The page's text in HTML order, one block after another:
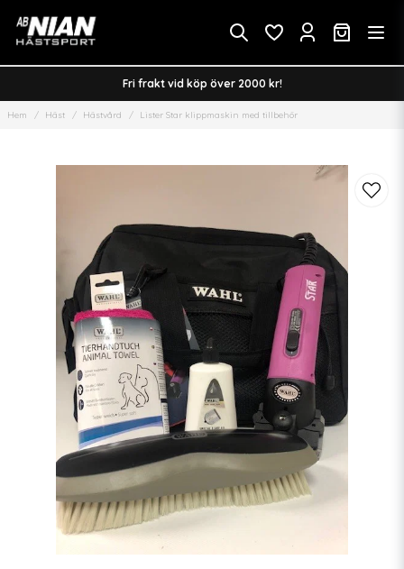
Fri frakt vid köp över 2000 kr!
Hem Häst Hästvård Lister Star klippmaskin med tillbehör